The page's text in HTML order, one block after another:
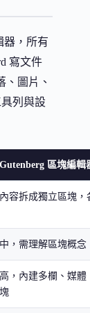
器，所有
寫文件
、圖片、
列與設
Gutenberg 區塊編輯
內容拆成獨立區塊，
中，需理解區塊概念
高，內建多欄、媒體
塊